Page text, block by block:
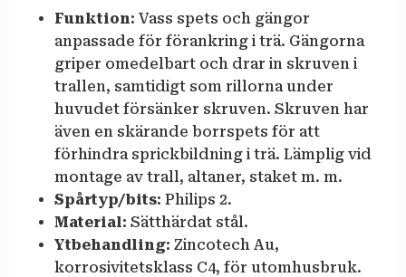
Funktion: Vass spets och gängor
anpassade för förankring i trä. Gängorna
griper omedelbart och drar in skruven i
trallen, samtidigt som rillorna under
huvudet försänker skruven. Skruven har
även en skärande borrspets för att
förhindra sprickbildning i trä. Lämplig vid
montage av trall, altaner, staket m. m.
Spårtyp/bits: Philips 2.
Material: Sätthärdat stål.
Ytbehandling: Zincotech Au,
korrosivitetsklass C4, för utomhusbruk.